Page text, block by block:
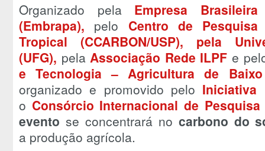
Organizado pela Empresa
(Embrapa), pelo Centro de
Tropical (CCARBON/USP),
pela
(UFG), pelaAssociação Rede ILPF e
e Tecnologia – Agricultura de Baixo
organizado e promovido pelo Iniciativa
o Consórcio Internacional de
evento se concentrará no carbono do
a produção agrícola.